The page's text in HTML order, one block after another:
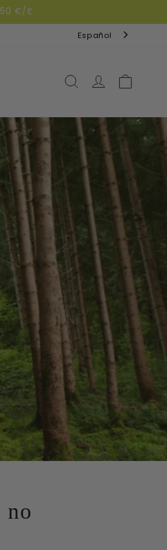
€/£
Español
Iniciar
Carrito
no